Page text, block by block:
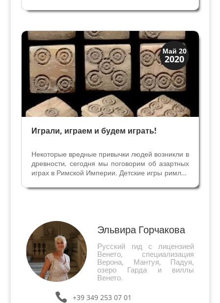
датируется примерно 1451 годом.
которых сохранилось 74: 35 находятся в...
Май 20
2020
Древний Рим
История
Играли, играем и будем играть!
Некоторые вредные привычки людей возникли в
древности, сегодня мы поговорим об азартных
играх в Римской Империи. Детские игры римлян
опасные азартные игры. Часто не развлечение,
Эльвира Горчакова
Русский гид с лицензией
Венето, специализация
Верона, Мантуя, Падуя,
озеро Гарда и виллы
Венето.
+39 349 253 07 01